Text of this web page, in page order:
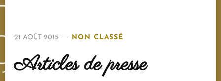
21 AOÛT 2015 NON CLASSÉ
Articles de presse